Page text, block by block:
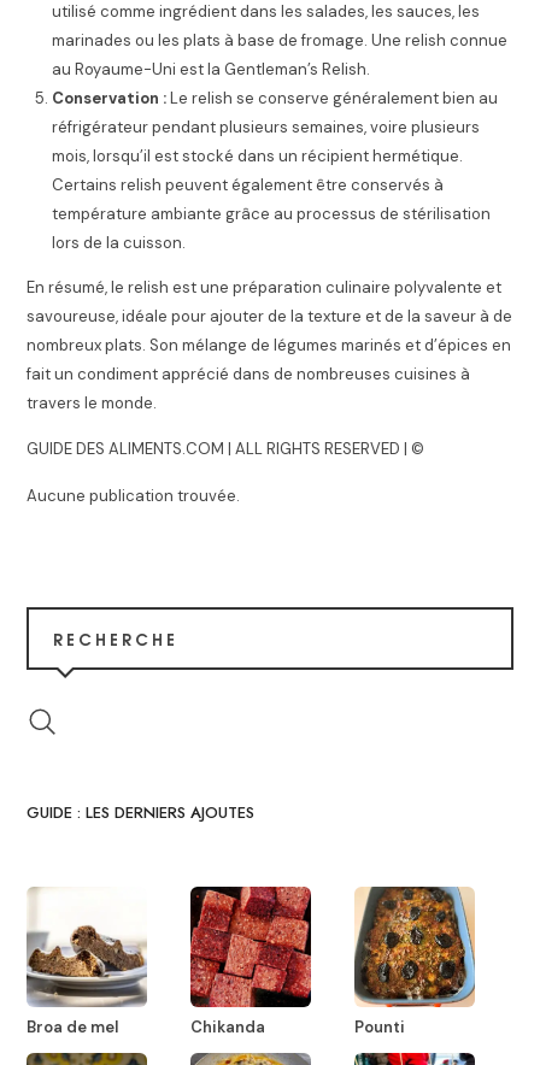
utilisé comme ingrédient dans les salades, les sauces, les
marinades ou les plats à base de fromage. Une relish connue
au Royaume-Uni est la Gentleman’s Relish.
Conservation :Le relish se conserve généralement bien au
réfrigérateur pendant plusieurs semaines, voire plusieurs
mois, lorsqu’il est stocké dans un récipient hermétique.
Certains relish peuvent également être conservés à
température ambiante grâce au processus de stérilisation
lors de la cuisson.
En résumé, le relish est une préparation culinaire polyvalente et
savoureuse, idéale pour ajouter de la texture et de la saveur à de
nombreux plats. Son mélange de légumes marinés et d’épices en
fait un condiment apprécié dans de nombreuses cuisines à
travers le monde.
GUIDE DES ALIMENTS.COM | ALL RIGHTS RESERVED | ©
Aucune publication trouvée.
RECHERCHE
GUIDE : LES DERNIERS AJOUTES
Broa de mel Chikanda Pounti